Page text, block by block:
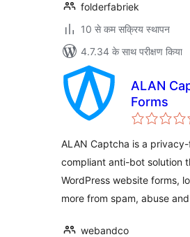
folderfabriek
10 से कम सक्रिय स्थापन
4.7.34 के साथ परीक्षण किया
ALAN
Forms
ALAN Captcha is a privacy-
compliant anti-bot solution
WordPress website forms,
more from spam, abuse
webandco